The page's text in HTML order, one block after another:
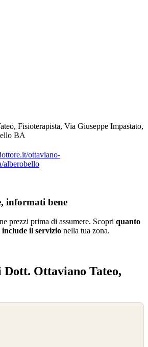
Fisioterapista, Via Giuseppe Impastato,
BA
ottaviano-
alberobello
informati bene
prezzi prima di assumere. Scopri quanto
include il servizio nella tua zona.
Dott. Ottaviano Tateo,